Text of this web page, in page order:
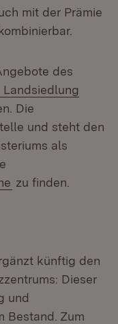
mit der Prämie
des
Extern:
Landsiedlung
Fenster)
Die
und steht den
als
(Öffnet in neuem
zu finden.
künftig den
Dieser
und
Bestand. Zum